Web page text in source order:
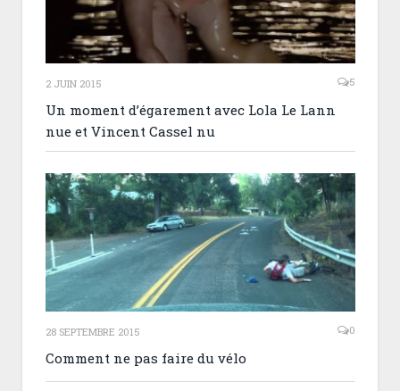
2 JUIN 2015 5
Un moment d’égarement avec Lola Le Lann
nue et Vincent Cassel nu
28 SEPTEMBRE 2015 0
Comment ne pas faire du vélo